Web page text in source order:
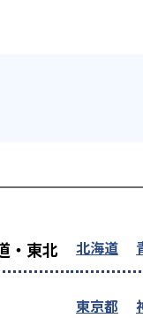
・東北 北海道
東京都